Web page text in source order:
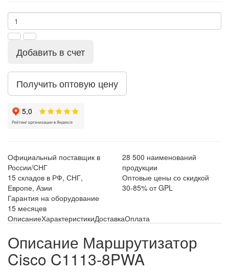
Добавить в счет
Получить оптовую цену
Официальный поставщик в
России/СНГ
28 500 наименований
продукции
15 складов в РФ, СНГ,
Европе, Азии
Оптовые цены со скидкой
30-85% от GPL
Гарантия на оборудование
15 месяцев
ОписаниеХарактеристикиДоставкаОплата
Описание Маршрутизатор
Cisco C1113-8PWA